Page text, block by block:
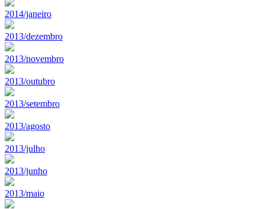
2014/janeiro
2013/dezembro
2013/novembro
2013/outubro
2013/setembro
2013/agosto
2013/julho
2013/junho
2013/maio